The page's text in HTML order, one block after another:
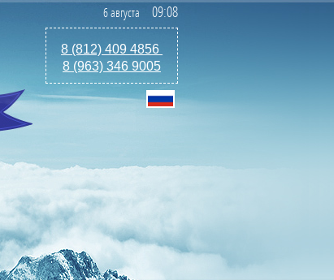
8 (812) 409 4856
8 (963) 346 9005
6 августа 09:08